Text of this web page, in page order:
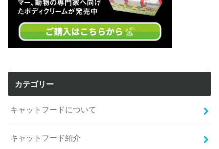
カテゴリー
キャットフードについて
キャットフード紹介